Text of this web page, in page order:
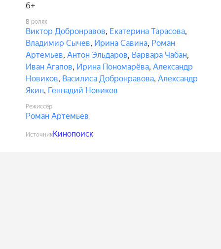
6+
В ролях
Виктор Добронравов, Екатерина Тарасова,
Владимир Сычев, Ирина Савина, Роман
Артемьев, Антон Эльдаров, Варвара Чабан,
Иван Агапов, Ирина Пономарёва, Александр
Новиков, Василиса Добронравова, Александр
Якин, Геннадий Новиков
Режиссёр
Роман Артемьев
ИсточникКинопоиск